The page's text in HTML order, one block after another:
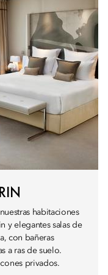
habitaciones
y elegantes salas de
con bañeras
a ras de suelo.
privados.